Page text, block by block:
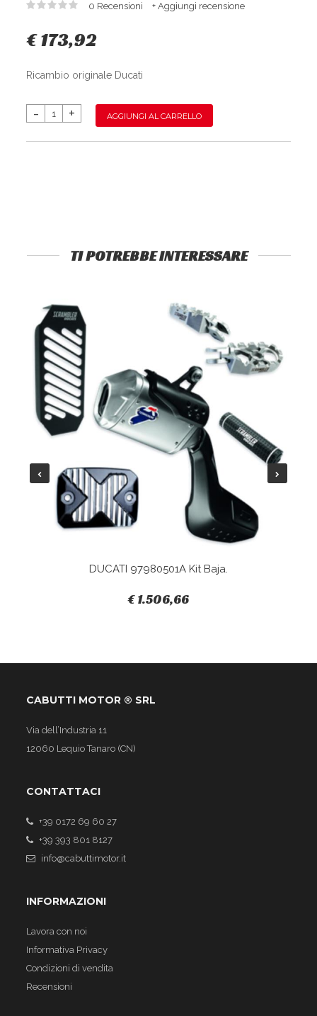
0 Recensioni + Aggiungi recensione
€ 173,92
Ricambio originale Ducati
AGGIUNGI AL CARRELLO
TI POTREBBE INTERESSARE
DUCATI 97980501A Kit Baja.
€ 1.506,66
CABUTTI MOTOR ® SRL
Via dell’Industria 11
12060 Lequio Tanaro (CN)
CONTATTACI
+39 0172 69 60 27
+39 393 801 8127
info@cabuttimotor.it
INFORMAZIONI
Lavora con noi
Informativa Privacy
Condizioni di vendita
Recensioni